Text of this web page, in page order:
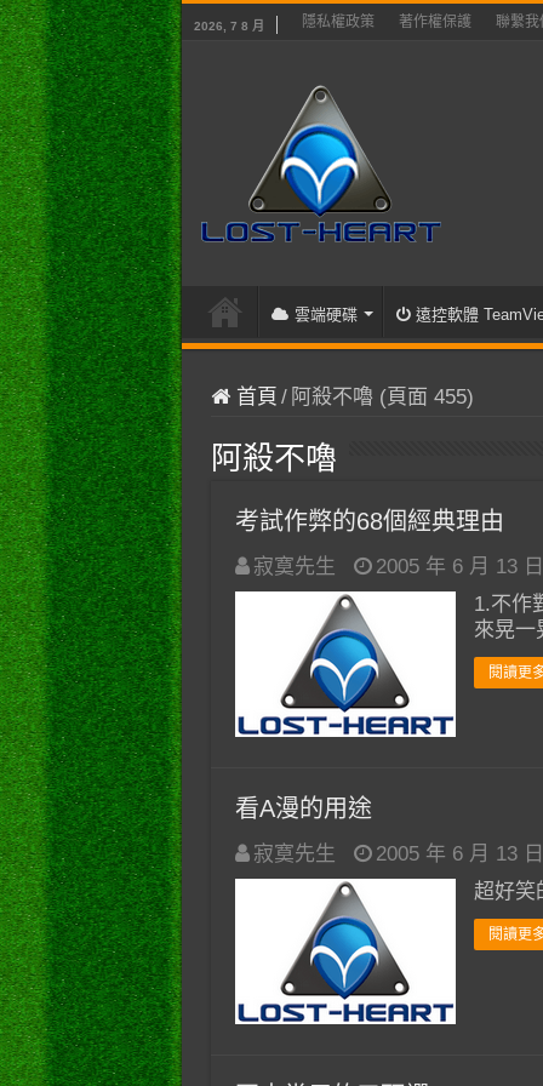
2026, 7 8 月 隱私權政策 著作權保護 聯繫我
雲端硬碟 遠控軟體
首頁 / 阿殺不嚕 (頁面 455)
阿殺不嚕
考試作弊的68個經典理由
寂寞先生
2005 年 6 月 13 日
1.不作
來晃
閱讀更
看A漫的用途
寂寞先生
2005 年 6 月 13 日
超好
閱讀更